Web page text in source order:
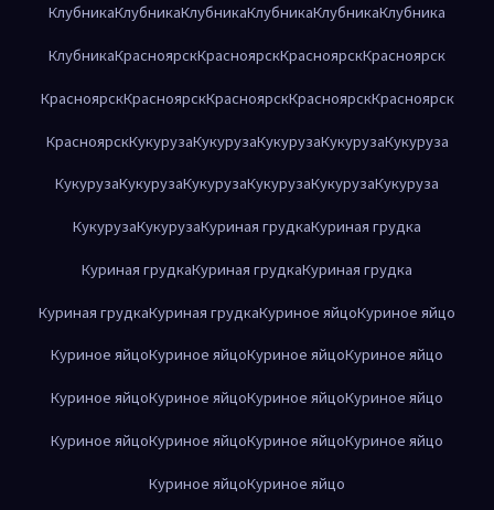
КлубникаКлубникаКлубникаКлубникаКлубникаКлубника
КлубникаКрасноярскКрасноярскКрасноярскКрасноярск
КрасноярскКрасноярскКрасноярскКрасноярскКрасноярск
КрасноярскКукурузаКукурузаКукурузаКукурузаКукуруза
КукурузаКукурузаКукурузаКукурузаКукурузаКукуруза
КукурузаКукурузаКуриная грудкаКуриная грудка
Куриная грудкаКуриная грудкаКуриная грудка
Куриная грудкаКуриная грудкаКуриное яйцоКуриное яйцо
Куриное яйцоКуриное яйцоКуриное яйцоКуриное яйцо
Куриное яйцоКуриное яйцоКуриное яйцоКуриное яйцо
Куриное яйцоКуриное яйцоКуриное яйцоКуриное яйцо
Куриное яйцоКуриное яйцо